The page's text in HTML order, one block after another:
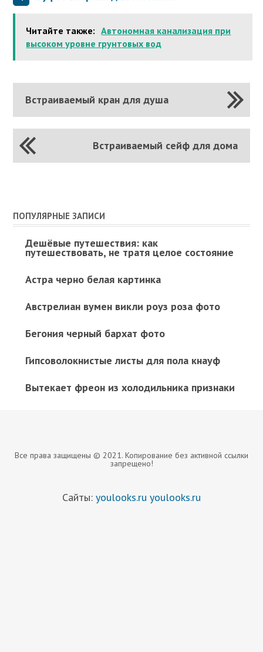
Читайте также: Автономная канализация при
высоком уровне грунтовых вод
Встраиваемый кран для душа
Встраиваемый сейф для дома
ПОПУЛЯРНЫЕ ЗАПИСИ
Дешёвые путешествия: как
путешествовать, не тратя целое состояние
Астра черно белая картинка
Австрелиан вумен викли роуз роза фото
Бегония черный бархат фото
Гипсоволокнистые листы для пола кнауф
Вытекает фреон из холодильника признаки
Все права защищены © 2021. Копирование без активной ссылки
запрещено!
Сайты: youlooks.ru youlooks.ru